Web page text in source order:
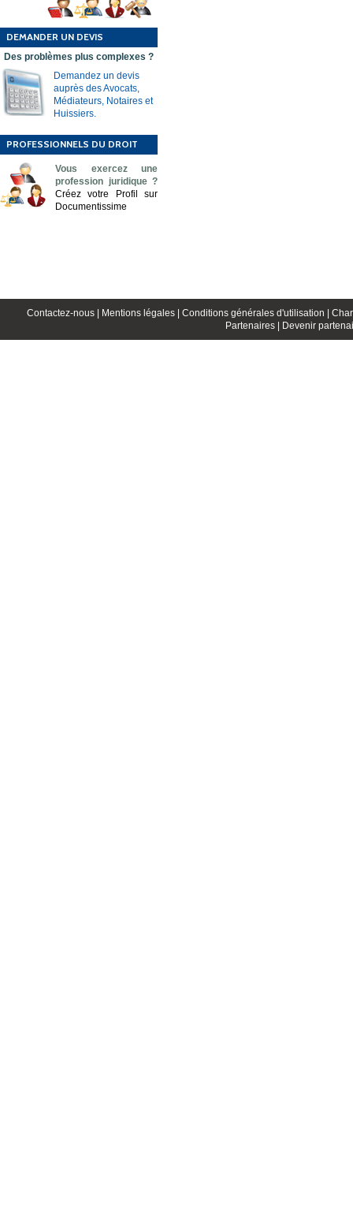
DEMANDER UN DEVIS
Des problèmes plus complexes ?
Demandez un devis
auprès des Avocats,
Médiateurs, Notaires et
Huissiers.
PROFESSIONNELS DU DROIT
Vous exercez une
profession juridique ?
Créez votre Profil sur
Documentissime
Contactez-nous | Mentions légales | Conditions générales d'utilisation |
Partenaires |
Devenir